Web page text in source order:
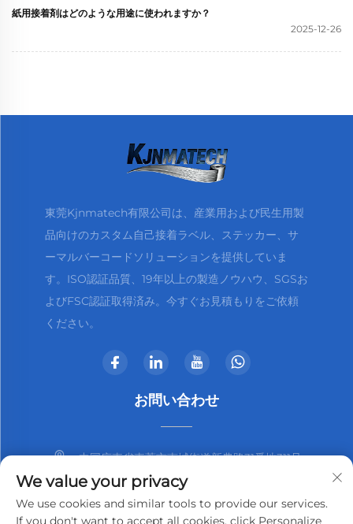
紙用接着剤はどのような用途に使われますか？
2025-12-26
東莞Kjnmatech有限公司は、産業用および民生用製
品向けのカスタム自己接着ラベル、ステッカー、サ
ーマルバーコードソリューションを提供していま
す。ISO認証品質、19年以上の製造ノウハウ、SGSお
よびFSC認証取得済み。今すぐお見積もりをご依頼
ください。
お問い合わせ
中国広東省東莞市南城街道新農路31番地311号
+86-13825798369
We value your privacy
We use cookies and similar tools to provide our services.
If you don't want to accept all cookies, click Personalize